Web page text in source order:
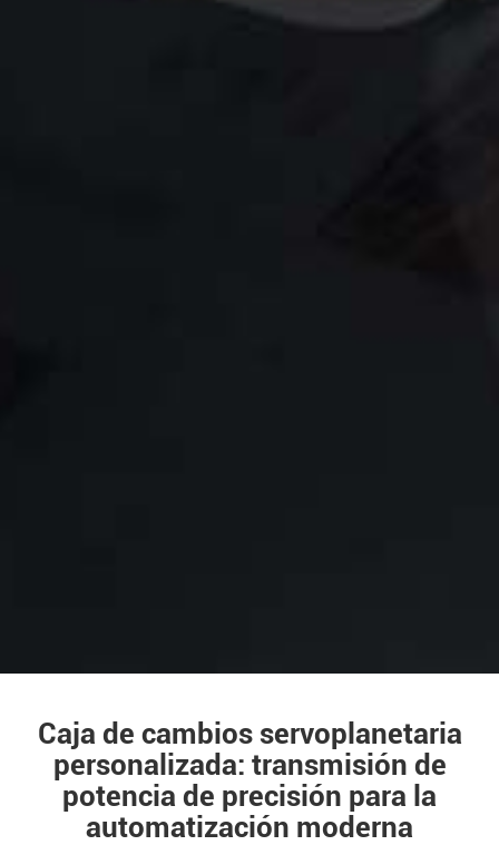
Caja de cambios servoplanetaria
personalizada: transmisión de
potencia de precisión para la
automatización moderna